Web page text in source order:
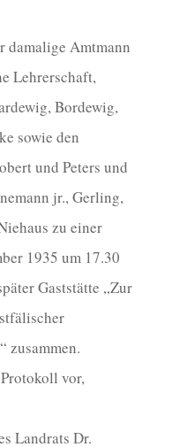
damalige Amtmann
Lehrerschaft,
Bordewig,
sowie den
und Peters und
jr., Gerling,
zu einer
1935 um 17.30
Gaststätte „Zur
zusammen.
vor,
Landrats Dr.